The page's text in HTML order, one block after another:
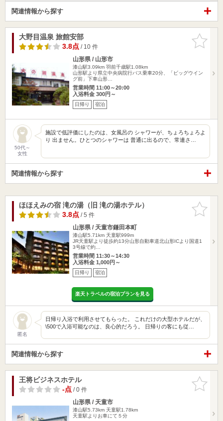
関連情報から探す
お気に入
りに追加
大野目温泉 旅館安部
3.8点/ 10 件
山形県 / 山形市
漆山駅3.09km 羽前千歳駅1.08km
山形駅より県立中央病院行バス乗車20分、「ビッグウイン
グ前」下車山形…
営業時間 11:00～20:00
入浴料金 300円～
日帰り 宿泊
50代～
女性
施設で低評価にしたのは、女風呂の シャワーが、ちょろちょろよ
り 出ません。ひとつのシャワーは 普通に出るので、常連さ…
関連情報から探す
お気に入
りに追加
ほほえみの宿 滝の湯（旧 滝の湯ホテル）
3.8点/ 5 件
山形県 / 天童市鎌田本町
漆山駅5.71km 天童駅999m
JR天童駅より徒歩約13分山形自動車道北山形ICより国道1
3号線で約…
営業時間 11:30～14:30
入浴料金 1,000円～
日帰り 宿泊
楽天トラベルの宿泊プランを見る
匿名
日帰り入浴で利用させてもらった。 これだけの大型ホテルだが、
\500で入浴可能なのは、良心的だろう。 日帰りの客にも従…
関連情報から探す
お気に入
りに追加
王将ビジネスホテル
-点/ 0 件
山形県 / 天童市
漆山駅5.73km 天童駅1.78km
天童駅よりお車にて５分